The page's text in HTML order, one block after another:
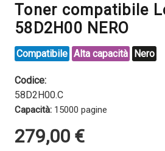
Toner compatibile
58D2H00 NERO
Compatibile Alta capacità Nero
Codice:
58D2H00.C
Capacità: 15000 pagine
279,00 €